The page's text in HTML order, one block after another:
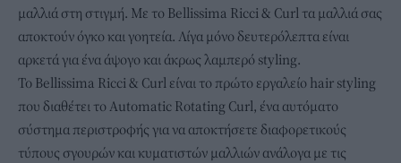
μαλλιά στη στιγμή. Με το Bellissima Ricci & Curl τα μαλλιά σας
αποκτούν όγκο και γοητεία. Λίγα μόνο δευτερόλεπτα είναι
αρκετά για ένα άψογο και άκρως λαμπερό styling.
To Bellissima Ricci & Curl είναι το πρώτο εργαλείο hair styling
που διαθέτει το Automatic Rotating Curl, ένα αυτόματο
σύστημα περιστροφής για να αποκτήσετε διαφορετικούς
τύπους σγουρών και κυματιστών μαλλιών ανάλογα με τις